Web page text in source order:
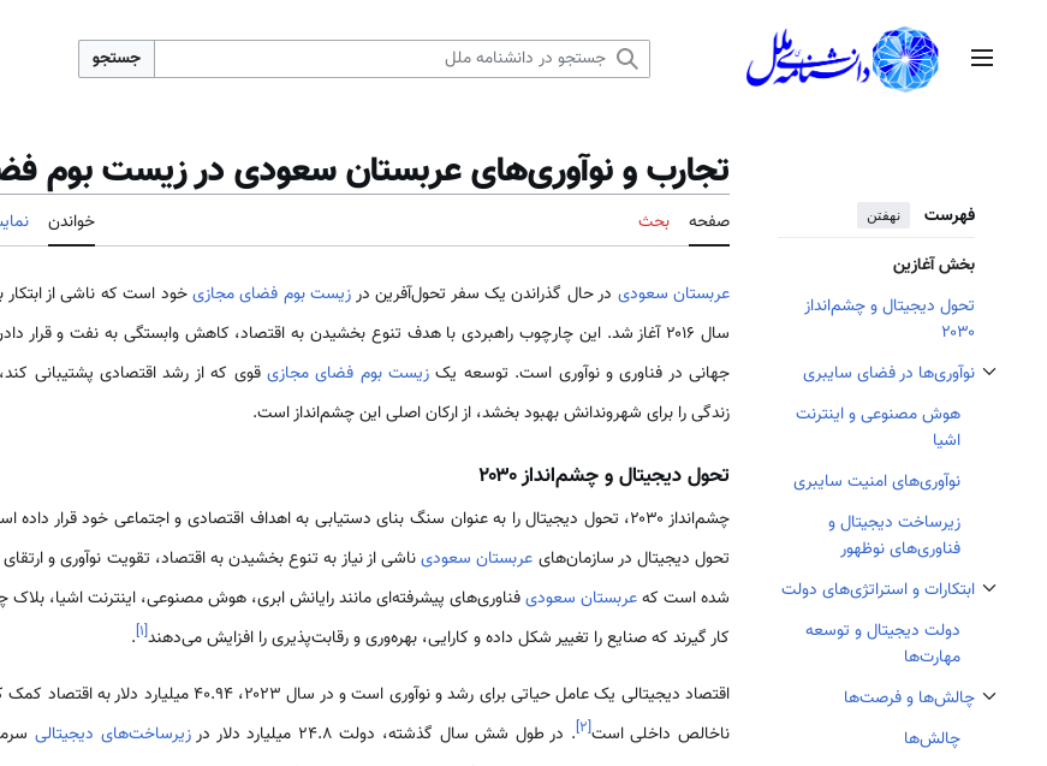
منوی اصلی جستجو
فهرست نهفتن
بخش آغازین
تحول دیجیتال و چشم‌انداز
۲۰۳۰
نوآوری‌ها در فضای سایبری
تغییر وضعیت زیربخش‌های نوآوری‌ها در فضای سایبری
هوش مصنوعی و اینترنت
اشیا
نوآوری‌های امنیت سایبری
زیرساخت دیجیتال و
فناوری‌های نوظهور
ابتکارات و استراتژی‌های دولت
تغییر وضعیت زیربخش‌های ابتکارات و استراتژی‌های دولت
دولت دیجیتال و توسعه
مهارت‌ها
چالش‌ها و فرصت‌ها
تغییر وضعیت زیربخش‌های چالش‌ها و فرصت‌ها
چالش‌ها
تجارب و نوآوری‌های عربستان سعودی در زیست بوم
صفحه بحث خواندن
عربستان سعودی در حال گذراندن یک سفر تحول‌آفرین درزیست بوم فضای مجازی
سال ۲۰۱۶ آغاز شد. این چارچوب راهبردی با هدف تنوع بخشیدن به اقتصاد، کاهش وابستگی به نفت و قرار دادن
جهانی در فناوری و نوآوری است. توسعه یک زیست بوم فضای مجازی قوی که از رشد اقتصادی پشتیبانی
زندگی را برای شهروندانش بهبود بخشد، از ارکان اصلی این چشم‌انداز است.
تحول دیجیتال و چشم‌انداز ۲۰۳۰
تحول دیجیتال در سازمان‌های عربستان سعودیناشی از نیاز به تنوع بخشیدن به اقتصاد، تقویت نوآوری و
شده است کهعربستان سعودیفناوری‌های پیشرفته‌ای مانند رایانش ابری، هوش مصنوعی، اینترنت اشیا،
کار گیرند که صنایع را تغییر شکل داده و کارایی، بهره‌وری و رقابت‌پذیری را افزایش می‌دهند[۱]
.
ناخالص داخلی است[۲]. در طول شش سال گذشته، دولت ۲۴.۸ میلیارد دلار در زیرساخت‌های دیجیتالی